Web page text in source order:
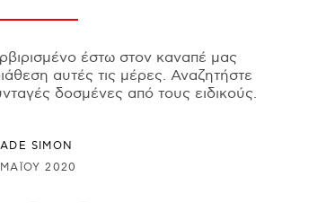
έστω στον καναπέ μας
αυτές τις μέρες. Αναζητήστε
δοσμένες από τους ειδικούς.
SIMON
2020